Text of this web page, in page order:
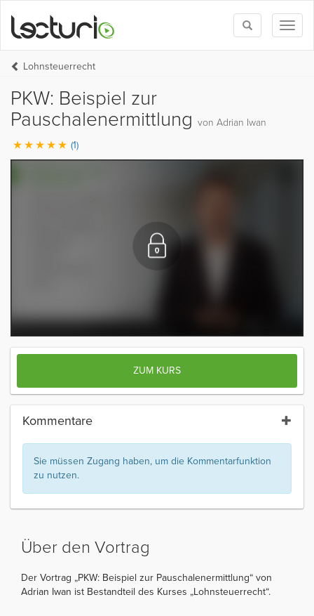
Toggle
search
Lohnsteuerrecht
PKW: Beispiel zur
Pauschalenermittlung von Adrian Iwan
(1)
ZUM KURS
Kommentare
Sie müssen Zugang haben, um die Kommentarfunktion
zu nutzen.
Über den Vortrag
Der Vortrag „PKW: Beispiel zur Pauschalenermittlung“ von
Adrian Iwan ist Bestandteil des Kurses „Lohnsteuerrecht“.